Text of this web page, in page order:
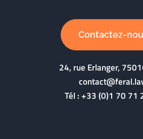
Contactez-
24, rue Erlanger,
Tél :+33 (0)1 70 71